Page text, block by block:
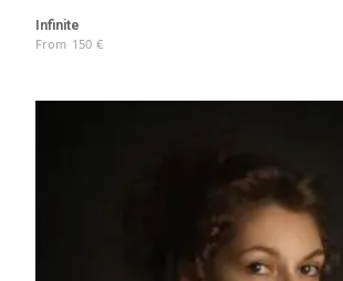
Infinite
From 150 €